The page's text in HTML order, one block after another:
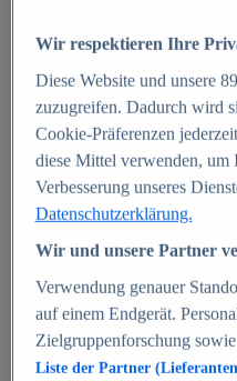
E-commerce
Beliebte Statistiken
Aktuelle Statistiken
E-Commerce -
Deutschland 1999-
Umsatz von
2010-2025
B2C-E-
Deutschland 2024
Marktanteile von
Deutschland 2024
Umsatzstarke
Deutschland 2023-
Wir respektieren Ihre
Diese Website und unsere
zuzugreifen. Dadurch wird
Cookie-Präferenzen
diese Mittel verwenden, um
Verbesserung unseres
Datenschutzerklärung.
Wir und unsere Partner
Verwendung genauer
auf einem Endgerät.
Zielgruppenforschung
Liste der Partner